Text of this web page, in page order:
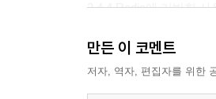
2.4.4 Redis에 기반한
2.5 에러와 로깅 104
2.6 로컬 서버 실행하기
만든 이 코멘트
저자, 역자, 편집자를 위한